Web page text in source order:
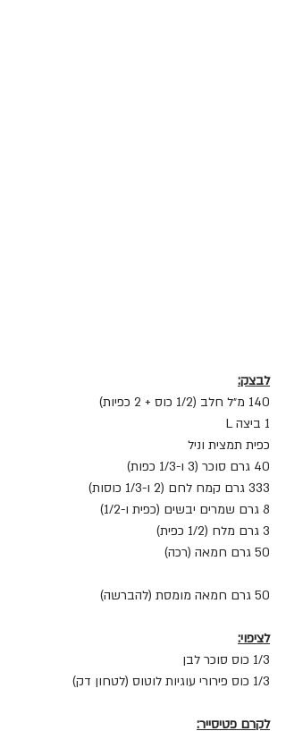
לבצק:
140 מ״ל חלב (1/2 כוס + 2 כפיות)
1 ביצה L
כפית תמצית וניל
40 גרם סוכר (3 ו-1/3 כפות)
333 גרם קמח לחם (2 ו-1/3 כוסות)
8 גרם שמרים יבשים (כפית ו-1/2)
3 גרם מלח (1/2 כפית)
50 גרם חמאה (רכה)
50 גרם חמאה מומסת (להברשה)
לציפוי:
1/3 כוס סוכר לבן
1/3 כוס פירורי עוגיות לוטוס (לטחון דק)
לקרם פטיסייר: